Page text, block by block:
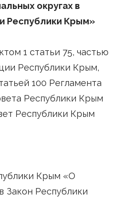
округах в
Республики Крым»
1 статьи 75, частью
Республики Крым,
100 Регламента
Республики Крым
Республики Крым
Крым «О
Закон Республики